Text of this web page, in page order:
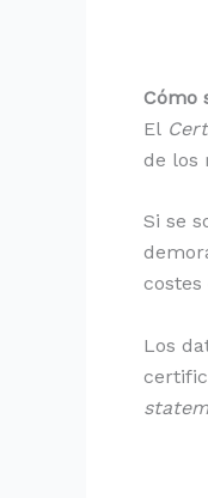
Cómo
El
de los
Si se
Los